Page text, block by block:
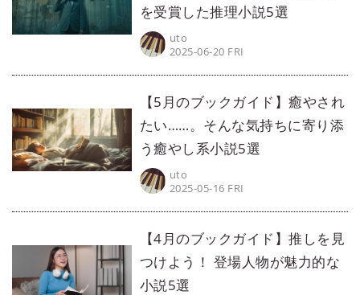
を受賞した推理小説5選
uto
2025-06-20 FRI
【5月のブックガイド】癒やされ
たい……。そんな気持ちに寄り添
う癒やし系小説5選
uto
2025-05-16 FRI
【4月のブックガイド】推しを見
つけよう！ 登場人物が魅力的な
小説5選